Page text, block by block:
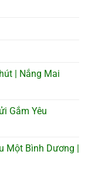
| Nắng Mai
Gắm Yêu
Một Bình Dương |